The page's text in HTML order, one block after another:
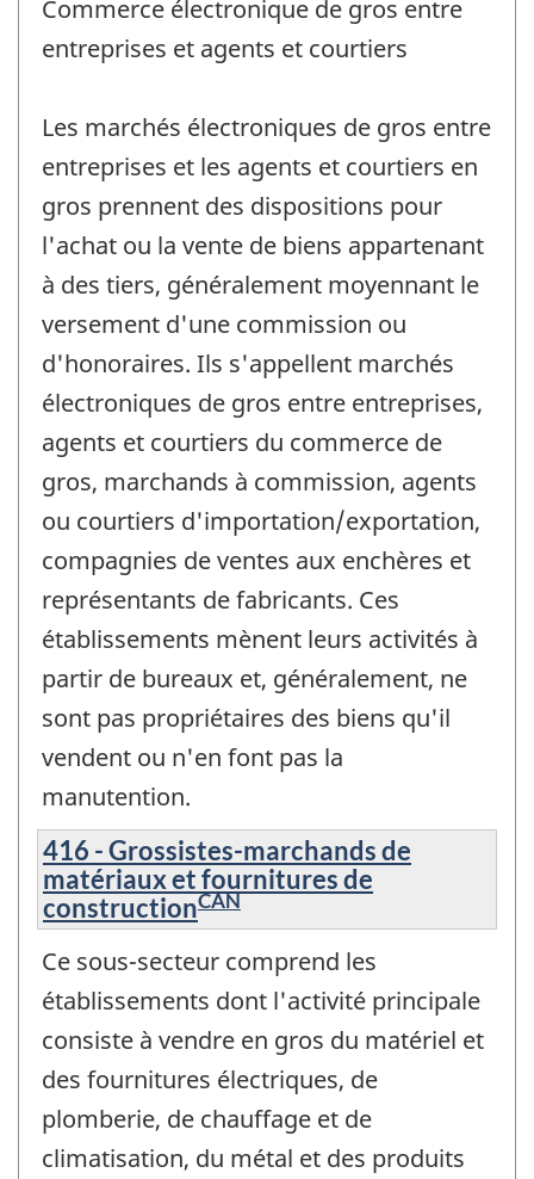
Commerce électronique de gros entre
entreprises et agents et courtiers
Les marchés électroniques de gros entre
entreprises et les agents et courtiers en
gros prennent des dispositions pour
l'achat ou la vente de biens appartenant
à des tiers, généralement moyennant le
versement d'une commission ou
d'honoraires. Ils s'appellent marchés
électroniques de gros entre entreprises,
agents et courtiers du commerce de
gros, marchands à commission, agents
ou courtiers d'importation/exportation,
compagnies de ventes aux enchères et
représentants de fabricants. Ces
établissements mènent leurs activités à
partir de bureaux et, généralement, ne
sont pas propriétaires des biens qu'il
vendent ou n'en font pas la
manutention.
416 - Grossistes-marchands de
matériaux et fournitures de
constructionCAN
Ce sous-secteur comprend les
établissements dont l'activité principale
consiste à vendre en gros du matériel et
des fournitures électriques, de
plomberie, de chauffage et de
climatisation, du métal et des produits